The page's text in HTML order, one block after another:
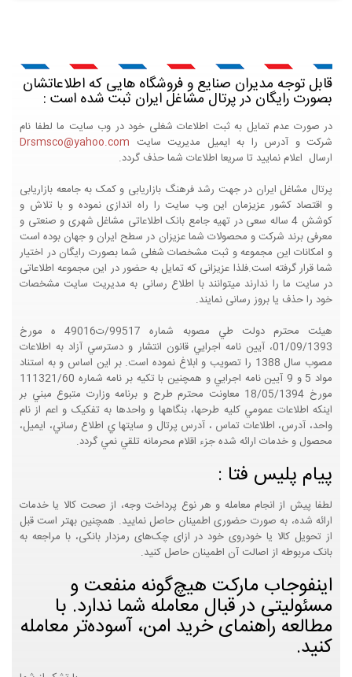
قابل توجه مدیران صنایع و فروشگاه هایی که اطلاعاتشان
بصورت رایگان در پرتال مشاغل ایران ثبت شده است :
در صورت عدم تمایل به ثبت اطلاعات شغلی خود در وب سایت ما لطفا نام
شرکت و آدرس را به ایمیل مدیریت سایت Drsmsco@yahoo.com
ارسال اعلام نمایید تا سریعا اطلاعات شما حذف گردد.
پرتال مشاغل ایران در جهت رشد فرهنگ بازاریابی و کمک به جامعه بازاریابی
و اقتصاد کشور عزیزمان این وب سایت را راه اندازی نموده و با تلاش و
کوشش 4 ساله سعی در تهیه جامع بانک اطلاعاتی مشاغل شهری و صنعتی و
معرفی برند شرکت و محصولات شما عزیزان در سطح ایران و جهان بوده است
و امکانات این مجموعه و ثبت مشخصات شغلی شما بصورت رایگان در اختیار
شما قرار گرفته است.فلذا عزیزانی که تمایل به حضور در این مجموعه اطلاعاتی
در سایت ما را ندارند میتوانند با اطلاع رسانی به مدیریت سایت مشخصات
خود را حذف یا بروز رسانی نمایند.
هيئت محترم دولت طي مصوبه شماره 99517/ت49016 ه مورخ
01/09/1393، آيين نامه اجرايي قانون انتشار و دسترسي آزاد به اطلاعات
مصوب سال 1388 را تصويب و ابلاغ نموده است. بر اين اساس و به استناد
مواد 5 و 9 آيين نامه اجرايي و همچنين با تکيه بر نامه شماره 111321/60
مورخ 18/05/1394 معاونت محترم طرح و برنامه وزارت متبوع مبني بر
اينکه اطلاعات عمومي کليه طرحها، بنگاهها و واحدها به تفکيک و اعم از نام
واحد، آدرس، اطلاعات تماس ، آدرس پرتال و سايتها ي اطلاع رساني، ايميل،
محصول و خدمات ارائه شده جزء اقلام محرمانه تلقي نمي گردد.
پیام پلیس فتا :
لطفا پیش از انجام معامله و هر نوع پرداخت وجه، از صحت کالا یا خدمات
ارائه شده، به صورت حضوری اطمینان حاصل نمایید. همچنین بهتر است قبل
از تحویل کالا یا خودروی خود در ازای چک‌های رمزدار بانکی، با مراجعه به
بانک مربوطه از اصالت آن اطمینان حاصل کنید.
اینفوجاب مارکت هیچ‌گونه منفعت و
مسئولیتی در قبال معامله شما ندارد. با
مطالعه راهنمای خرید امن، آسوده‌تر معامله
کنید.